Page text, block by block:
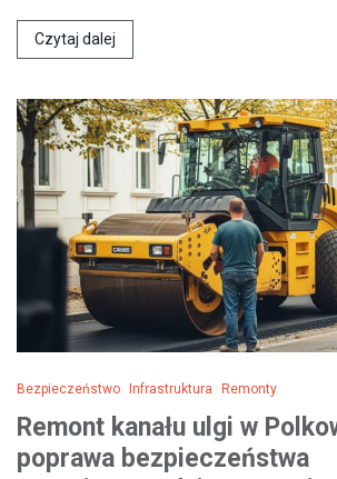
Czytaj dalej
Bezpieczeństwo Infrastruktura Remonty
Remont kanału ulgi w
poprawa bezpieczeństwa